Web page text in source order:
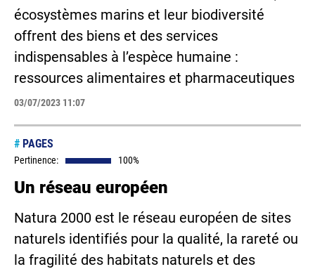
écosystèmes marins et leur biodiversité
offrent des biens et des services
indispensables à l’espèce humaine :
ressources alimentaires et pharmaceutiques
03/07/2023 11:07
# PAGES
Pertinence: 100%
Un réseau européen
Natura 2000 est le réseau européen de sites
naturels identifiés pour la qualité, la rareté ou
la fragilité des habitats naturels et des